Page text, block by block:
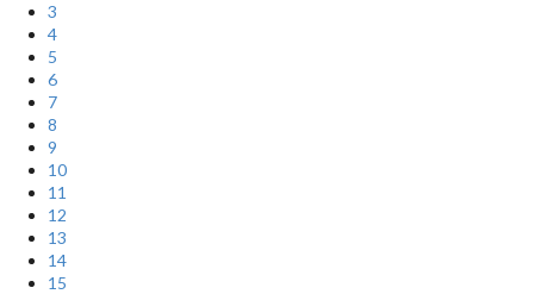
3
4
5
6
7
8
9
10
11
12
13
14
15